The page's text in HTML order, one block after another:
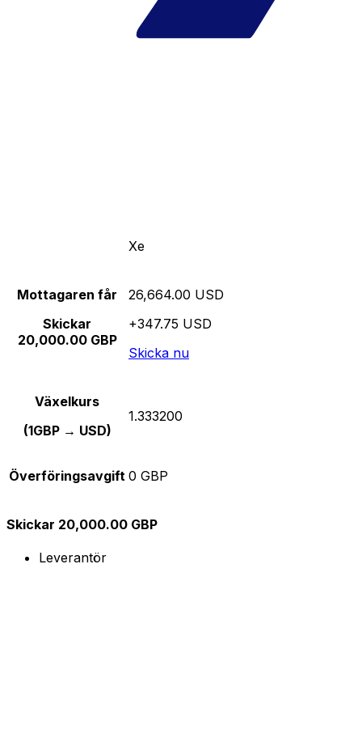
Xe
Mottagaren får
Skickar
20,000.00 GBP
26,664.00 USD
+347.75 USD
Skicka nu
Växelkurs
(1GBP → USD)
1.333200
Överföringsavgift 0 GBP
Skickar 20,000.00 GBP
Leverantör